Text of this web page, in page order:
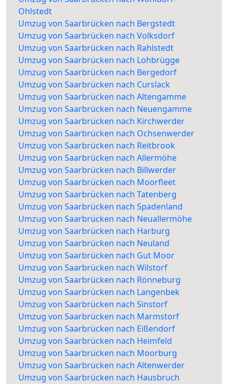
Ohlstedt
Umzug von Saarbrücken nach Bergstedt
Umzug von Saarbrücken nach Volksdorf
Umzug von Saarbrücken nach Rahlstedt
Umzug von Saarbrücken nach Lohbrügge
Umzug von Saarbrücken nach Bergedorf
Umzug von Saarbrücken nach Curslack
Umzug von Saarbrücken nach Altengamme
Umzug von Saarbrücken nach Neuengamme
Umzug von Saarbrücken nach Kirchwerder
Umzug von Saarbrücken nach Ochsenwerder
Umzug von Saarbrücken nach Reitbrook
Umzug von Saarbrücken nach Allermöhe
Umzug von Saarbrücken nach Billwerder
Umzug von Saarbrücken nach Moorfleet
Umzug von Saarbrücken nach Tatenberg
Umzug von Saarbrücken nach Spadenland
Umzug von Saarbrücken nach Neuallermöhe
Umzug von Saarbrücken nach Harburg
Umzug von Saarbrücken nach Neuland
Umzug von Saarbrücken nach Gut Moor
Umzug von Saarbrücken nach Wilstorf
Umzug von Saarbrücken nach Rönneburg
Umzug von Saarbrücken nach Langenbek
Umzug von Saarbrücken nach Sinstorf
Umzug von Saarbrücken nach Marmstorf
Umzug von Saarbrücken nach Eißendorf
Umzug von Saarbrücken nach Heimfeld
Umzug von Saarbrücken nach Moorburg
Umzug von Saarbrücken nach Altenwerder
Umzug von Saarbrücken nach Hausbruch